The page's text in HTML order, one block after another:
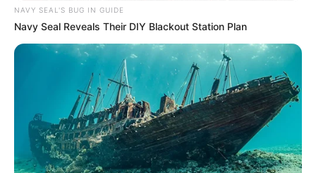
NAVY SEAL'S BUG IN GUIDE
Navy Seal Reveals Their DIY Blackout Station Plan